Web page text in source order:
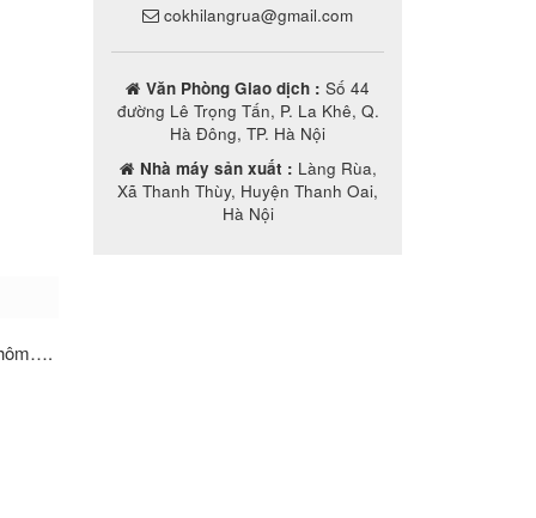
cokhilangrua@gmail.com
Văn Phòng Giao dịch : Số 44
đường Lê Trọng Tấn, P. La Khê, Q.
Hà Đông, TP. Hà Nội
Nhà máy sản xuất : Làng Rùa,
Xã Thanh Thùy, Huyện Thanh Oai,
Hà Nội